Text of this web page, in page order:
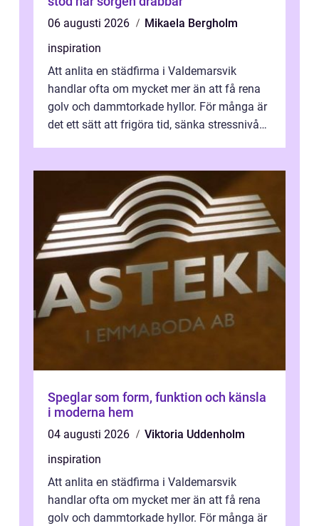
06 augusti 2026
Mikaela Bergholm
inspiration
Att anlita en städfirma i Valdemarsvik
handlar ofta om mycket mer än att få rena
golv och dammtorkade hyllor. För många är
det ett sätt att frigöra tid, sänka stressnivån
Speglar som form, funktion och känsla
i moderna hem
04 augusti 2026
Viktoria Uddenholm
inspiration
Att anlita en städfirma i Valdemarsvik
handlar ofta om mycket mer än att få rena
golv och dammtorkade hyllor. För många är